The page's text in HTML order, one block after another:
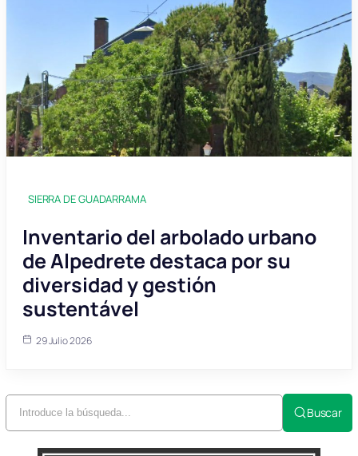
SIERRA DE GUADARRAMA
Inventario del arbolado urbano
de Alpedrete destaca por su
diversidad y gestión
sustentável
29 Julio 2026
Buscar